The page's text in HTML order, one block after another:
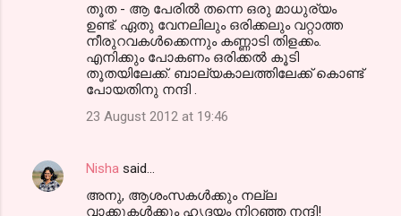
തൂത - ആ പേരില്‍ തന്നെ ഒരു മാധുര്യം
ഉണ്ട്. ഏതു വേനലിലും ഒരിക്കലും വറ്റാത്ത
നീരുറവകള്‍ക്കെന്നും കണ്ണാടി തിളക്കം.
എനിക്കും പോകണം ഒരിക്കല്‍ കൂടി
തൂതയിലേക്ക്. ബാല്യകാലത്തിലേക്ക് കൊണ്ട്
പോയതിനു നന്ദി .
23 August 2012 at 19:46
Nisha said…
അനു, ആശംസകള്‍ക്കും നല്ല
വാക്കുകള്‍ക്കും ഹൃദയം നിറഞ്ഞ നന്ദി!